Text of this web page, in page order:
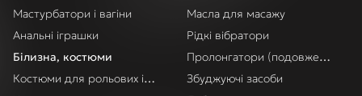
Мастурбатори і вагіни
Анальні іграшки
Білизна, костюми
Костюми для рольових ігор
Масла для масажу
Рідкі вібратори
Пролонгатори (подовження
Збуджуючі засоби